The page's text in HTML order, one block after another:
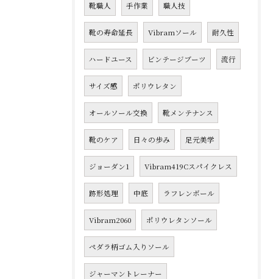
靴職人 手作業 職人技
靴の寿命延長 Vibramソール 耐久性
ハードユース ビンテージブーツ 流行
サイズ感 ポリウレタン
オールソール交換 靴メンテナンス
靴のケア 日々の歩み 足元美学
ジョーダン1 Vibram419Cスパイクレス
跡形処理 中底 ラフレンボール
Vibram2060 ポリウレタンソール
ペダラ柄ゴム入りソール
ジャーマントレーナー